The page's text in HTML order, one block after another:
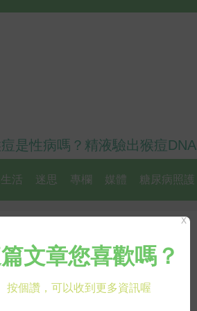
是性病嗎？精液驗出猴痘DNA
生活 迷思 專欄 媒體 糖尿病照護
的元兇！「8個」
X